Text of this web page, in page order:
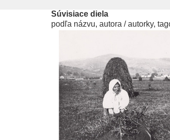
Súvisiace diela
podľa názvu, autora / autorky,